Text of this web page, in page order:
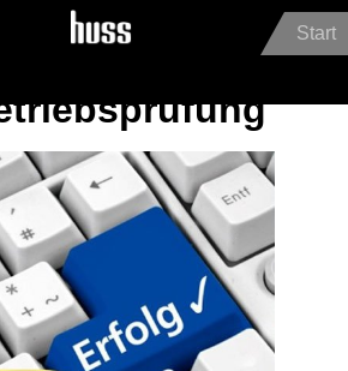
Jump to navigation
Start
HUSS-Shop
& Personenbeförderung